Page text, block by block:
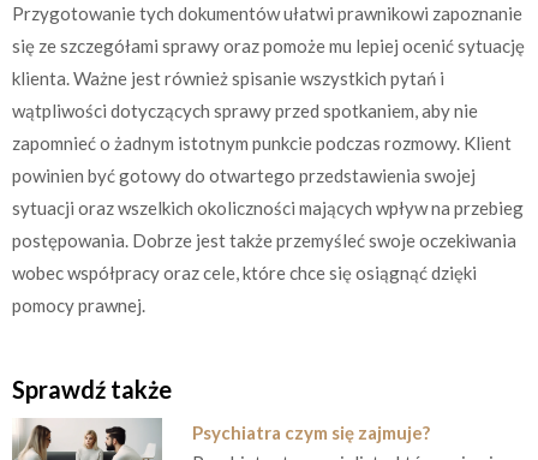
Przygotowanie tych dokumentów ułatwi prawnikowi zapoznanie
się ze szczegółami sprawy oraz pomoże mu lepiej ocenić sytuację
klienta. Ważne jest również spisanie wszystkich pytań i
wątpliwości dotyczących sprawy przed spotkaniem, aby nie
zapomnieć o żadnym istotnym punkcie podczas rozmowy. Klient
powinien być gotowy do otwartego przedstawienia swojej
sytuacji oraz wszelkich okoliczności mających wpływ na przebieg
postępowania. Dobrze jest także przemyśleć swoje oczekiwania
wobec współpracy oraz cele, które chce się osiągnąć dzięki
pomocy prawnej.
Sprawdź także
Psychiatra czym się zajmuje?